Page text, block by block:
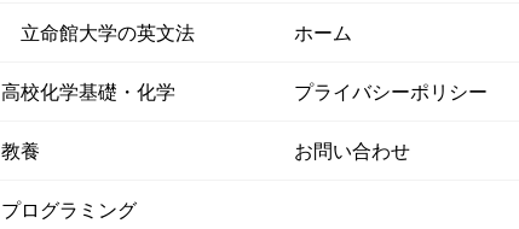
立命館大学の英文法
高校化学基礎・化学
教養
プログラミング
ホーム
プライバシーポリシー
お問い合わせ